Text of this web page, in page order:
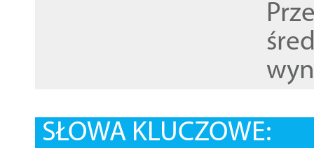
SŁOWA KLUCZOWE: